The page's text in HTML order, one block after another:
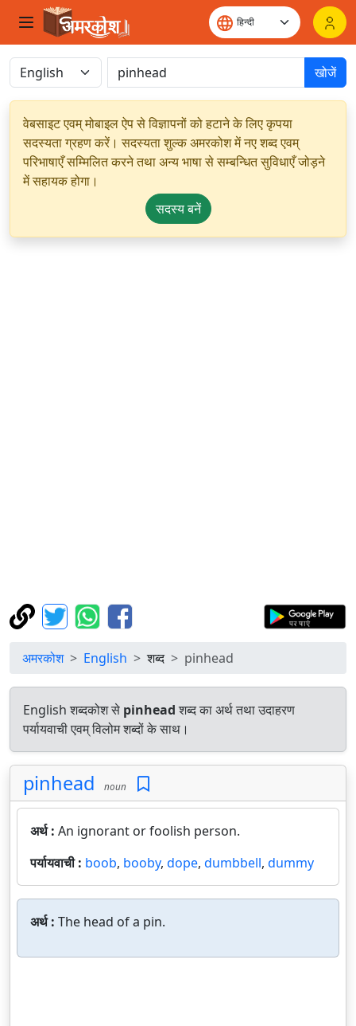
खोजें
वेबसाइट एवम् मोबाइल ऐप से विज्ञापनों को हटाने के लिए कृपया
सदस्यता ग्रहण करें। सदस्यता शुल्क अमरकोश में नए शब्द एवम्
परिभाषाएँ सम्मिलित करने तथा अन्य भाषा से सम्बन्धित सुविधाएँ जोड़ने
में सहायक होगा।
सदस्य बनें
अमरकोश English शब्द pinhead
English शब्दकोश से pinheadशब्द का अर्थ तथा उदाहरण
पर्यायवाची एवम् विलोम शब्दों के साथ।
pinhead noun
अर्थ : An ignorant or foolish person.
पर्यायवाची : boob, booby, dope, dumbbell, dummy
अर्थ : The head of a pin.